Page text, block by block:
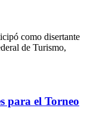
como disertante
de Turismo,
para el Torneo